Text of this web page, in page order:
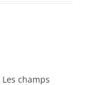
Les champs